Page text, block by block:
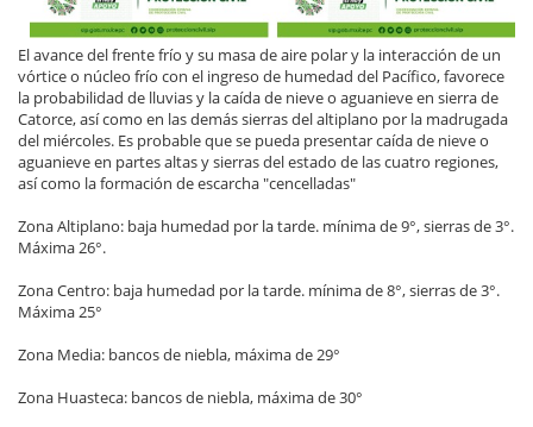
El avance del frente frío y su masa de aire polar y la interacción de un
vórtice o núcleo frío con el ingreso de humedad del Pacífico, favorece
la probabilidad de lluvias y la caída de nieve o aguanieve en sierra de
Catorce, así como en las demás sierras del altiplano por la madrugada
del miércoles. Es probable que se pueda presentar caída de nieve o
aguanieve en partes altas y sierras del estado de las cuatro regiones,
así como la formación de escarcha "cencelladas"
Zona Altiplano: baja humedad por la tarde. mínima de 9°, sierras de 3°.
Máxima 26°.
Zona Centro: baja humedad por la tarde. mínima de 8°, sierras de 3°.
Máxima 25°
Zona Media: bancos de niebla, máxima de 29°
Zona Huasteca: bancos de niebla, máxima de 30°